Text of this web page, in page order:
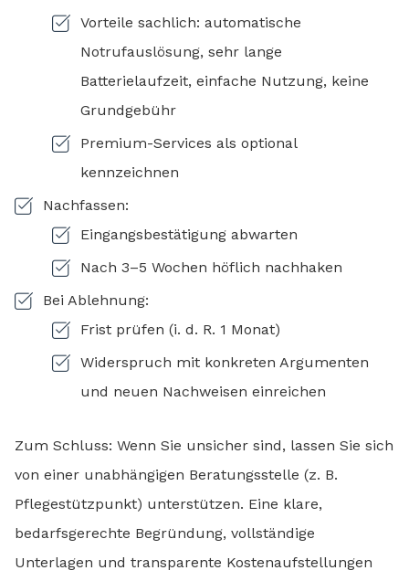
Vorteile sachlich: automatische
Notrufauslösung, sehr lange
Batterielaufzeit, einfache Nutzung, keine
Grundgebühr
Premium-Services als optional
kennzeichnen
Nachfassen:
Eingangsbestätigung abwarten
Nach 3–5 Wochen höflich nachhaken
Bei Ablehnung:
Frist prüfen (i. d. R. 1 Monat)
Widerspruch mit konkreten Argumenten
und neuen Nachweisen einreichen
Zum Schluss: Wenn Sie unsicher sind, lassen Sie sich
von einer unabhängigen Beratungsstelle (z. B.
Pflegestützpunkt) unterstützen. Eine klare,
bedarfsgerechte Begründung, vollständige
Unterlagen und transparente Kostenaufstellungen